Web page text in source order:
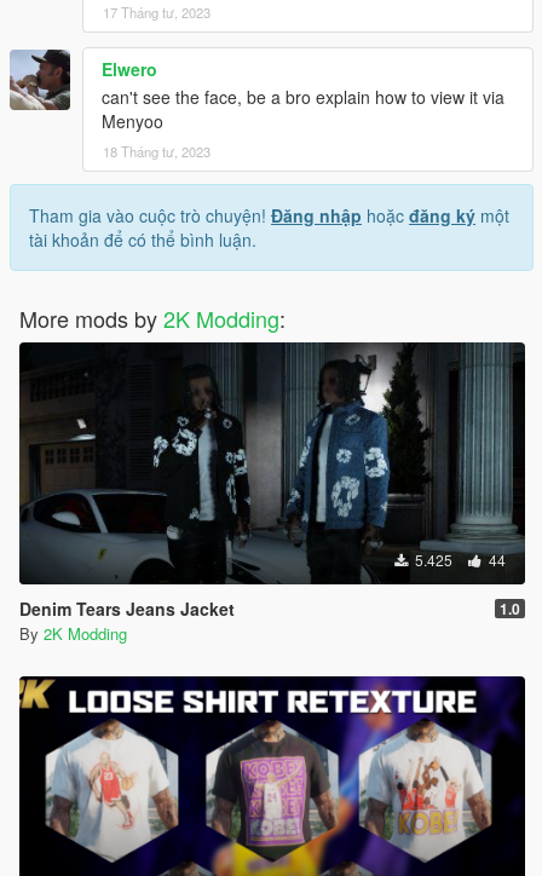
17 Tháng tư, 2023
Elwero
can't see the face, be a bro explain how to view it via
Menyoo
18 Tháng tư, 2023
Tham gia vào cuộc trò chuyện! Đăng nhập hoặc đăng ký một
tài khoản để có thể bình luận.
More mods by2K Modding:
5.425 44
Denim Tears Jeans Jacket 1.0
By 2K Modding